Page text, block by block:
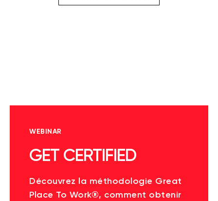
WEBINAR
GET CERTIFIED
Découvrez la méthodologie Great
Place To Work®, comment obtenir